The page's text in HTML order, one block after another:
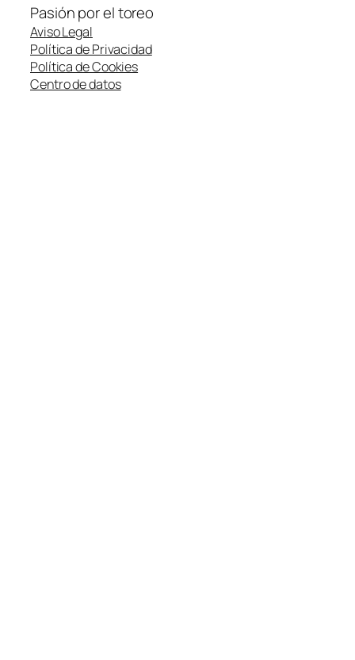
Pasión por el toreo
Aviso Legal
Política de Privacidad
Política de Cookies
Centro de datos